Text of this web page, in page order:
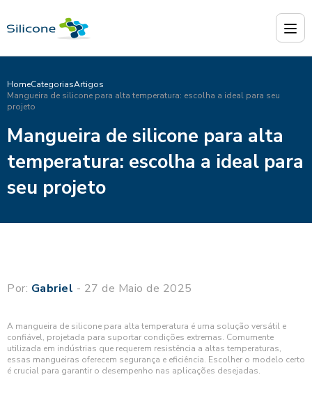
HomeCategoriasArtigos
Mangueira de silicone para alta temperatura: escolha a ideal para seu
projeto
Mangueira de silicone para alta
temperatura: escolha a ideal para
seu projeto
Por: Gabriel - 27 de Maio de 2025
A mangueira de silicone para alta temperatura é uma solução versátil e
confiável, projetada para suportar condições extremas. Comumente
utilizada em indústrias que requerem resistência a altas temperaturas,
essas mangueiras oferecem segurança e eficiência. Escolher o modelo certo
é crucial para garantir o desempenho nas aplicações desejadas.